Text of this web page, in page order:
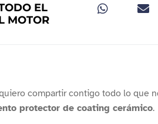
EL
MOTOR
compartir contigo todo lo que
protector de coating cerámico.